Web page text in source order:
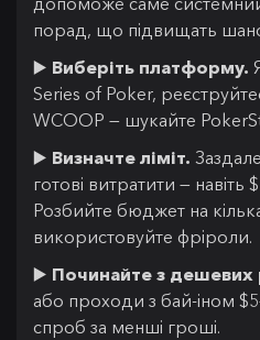
порад, що підвищать
▶️ Виберіть платформу.
Series of Poker,
WCOOP — шукайте
▶️ Визначте ліміт.
готові витратити — навіть
Розбийте бюджет на кілька
використовуйте фріроли.
▶️ Починайте з дешевих
або проходи з бай-іном
спроб за менші гроші.